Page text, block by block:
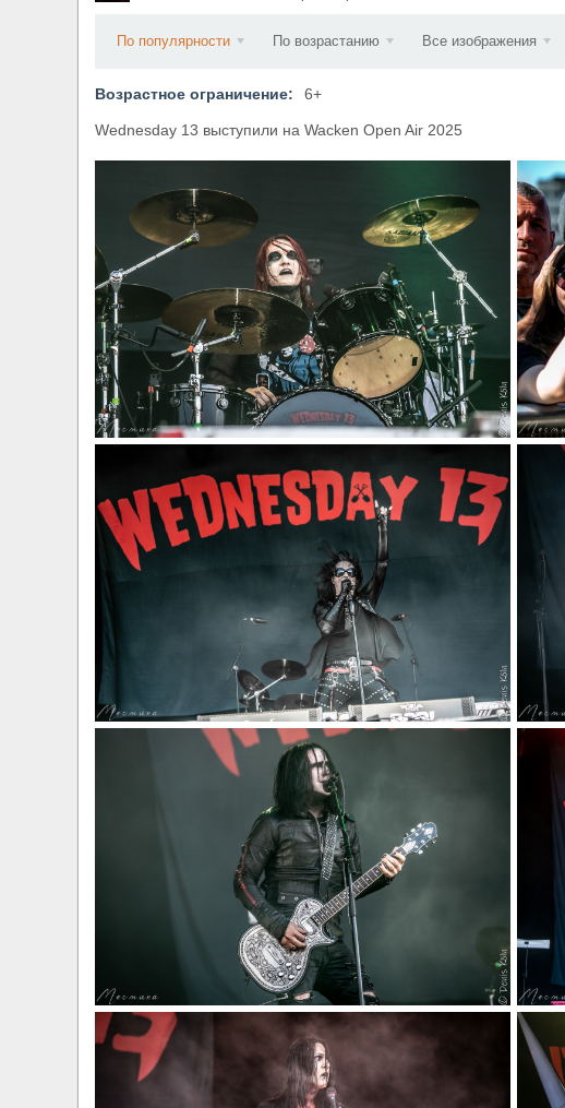
По популярности По возрастанию Все изображения
Возрастное ограничение: 6+
Wednesday 13 выступили на Wacken Open Air 2025